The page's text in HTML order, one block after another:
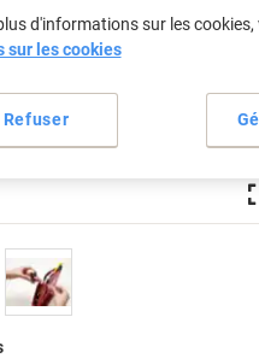
d'informations sur les
sur les cookies
Refuser